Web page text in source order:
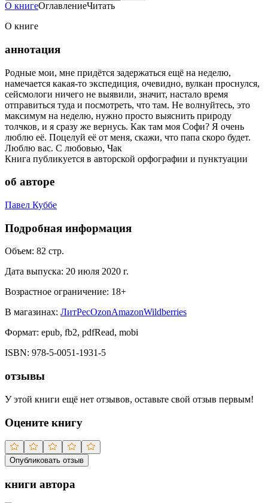
О книгеОглавлениеЧитать
О книге
аннотация
Родные мои, мне придётся задержаться ещё на неделю,
намечается какая-то экспедиция, очевидно, вулкан проснулся,
сейсмологи ничего не выявили, значит, настало время
отправиться туда и посмотреть, что там. Не волнуйтесь, это
максимум на неделю, нужно просто выяснить природу
толчков, и я сразу же вернусь. Как там моя Софи? Я очень
люблю её. Поцелуй её от меня, скажи, что папа скоро будет.
Люблю вас. С любовью, Чак
Книга публикуется в авторской орфографии и пунктуации
об авторе
Павел Куббе
Подробная информация
Объем: 82 стр.
Дата выпуска: 20 июля 2020 г.
Возрастное ограничение: 18+
В магазинах: ЛитРесOzonAmazonWildberries
Формат: epub, fb2, pdfRead, mobi
ISBN: 978-5-0051-1931-5
отзывы
У этой книги ещё нет отзывов, оставьте свой отзыв первым!
Оцените книгу
Опубликовать отзыв
книги автора